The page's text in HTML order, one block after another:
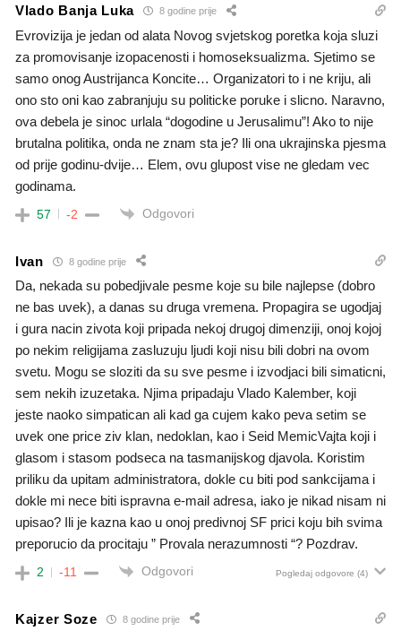
Vlado Banja Luka 8 godine prije
Evrovizija je jedan od alata Novog svjetskog poretka koja sluzi
za promovisanje izopacenosti i homoseksualizma. Sjetimo se
samo onog Austrijanca Koncite… Organizatori to i ne kriju, ali
ono sto oni kao zabranjuju su politicke poruke i slicno. Naravno,
ova debela je sinoc urlala “dogodine u Jerusalimu”! Ako to nije
brutalna politika, onda ne znam sta je? Ili ona ukrajinska pjesma
od prije godinu-dvije… Elem, ovu glupost vise ne gledam vec
godinama.
57 -2 Odgovori
Ivan 8 godine prije
Da, nekada su pobedjivale pesme koje su bile najlepse (dobro
ne bas uvek), a danas su druga vremena. Propagira se ugodjaj
i gura nacin zivota koji pripada nekoj drugoj dimenziji, onoj kojoj
po nekim religijama zasluzuju ljudi koji nisu bili dobri na ovom
svetu. Mogu se sloziti da su sve pesme i izvodjaci bili simaticni,
sem nekih izuzetaka. Njima pripadaju Vlado Kalember, koji
jeste naoko simpatican ali kad ga cujem kako peva setim se
uvek one price ziv klan, nedoklan, kao i Seid MemicVajta koji i
glasom i stasom podseca na tasmanijskog djavola. Koristim
priliku da upitam administratora, dokle cu biti pod sankcijama i
dokle mi nece biti ispravna e-mail adresa, iako je nikad nisam ni
upisao? Ili je kazna kao u onoj predivnoj SF prici koju bih svima
preporucio da procitaju ” Provala nerazumnosti “? Pozdrav.
2 -11 Odgovori Pogledaj odgovore (4)
Kajzer Soze 8 godine prije